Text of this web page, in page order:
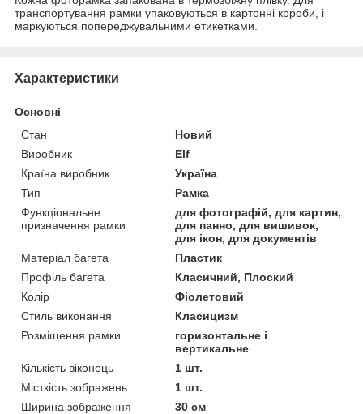
транспортування рамки упаковуються в картонні короби, і
маркуються попереджувальними етикетками.
Характеристики
Основні
Стан
Новий
Виробник
Elf
Країна виробник
Україна
Тип
Рамка
Функціональне
призначення рамки
для фотографій, для картин,
для панно, для вишивок,
для ікон, для документів
Матеріал багета
Пластик
Профіль багета
Класичний, Плоский
Колір
Фіолетовий
Стиль виконання
Класицизм
Розміщення рамки
горизонтальне і
вертикальне
Кількість віконець
1 шт.
Місткість зображень
1 шт.
Ширина зображення
30 см